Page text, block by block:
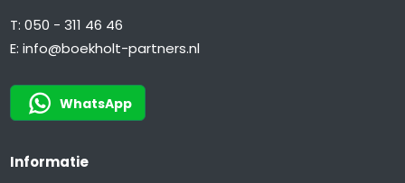
T:050 - 311 46 46
E:info@boekholt-partners.nl
WhatsApp
Informatie